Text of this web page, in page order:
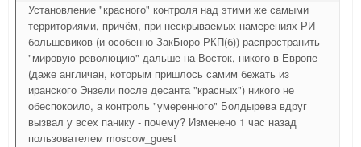
Установление "красного" контроля над этими же самыми
территориями, причём, при нескрываемых намерениях РИ-
большевиков (и особенно ЗакБюро РКП(б)) распространить
"мировую революцию" дальше на Восток, никого в Европе
(даже англичан, которым пришлось самим бежать из
иранского Энзели после десанта "красных") никого не
обеспокоило, а контроль "умеренного" Болдырева вдруг
вызвал у всех панику - почему? Изменено 1 час назад
пользователем moscow_guest